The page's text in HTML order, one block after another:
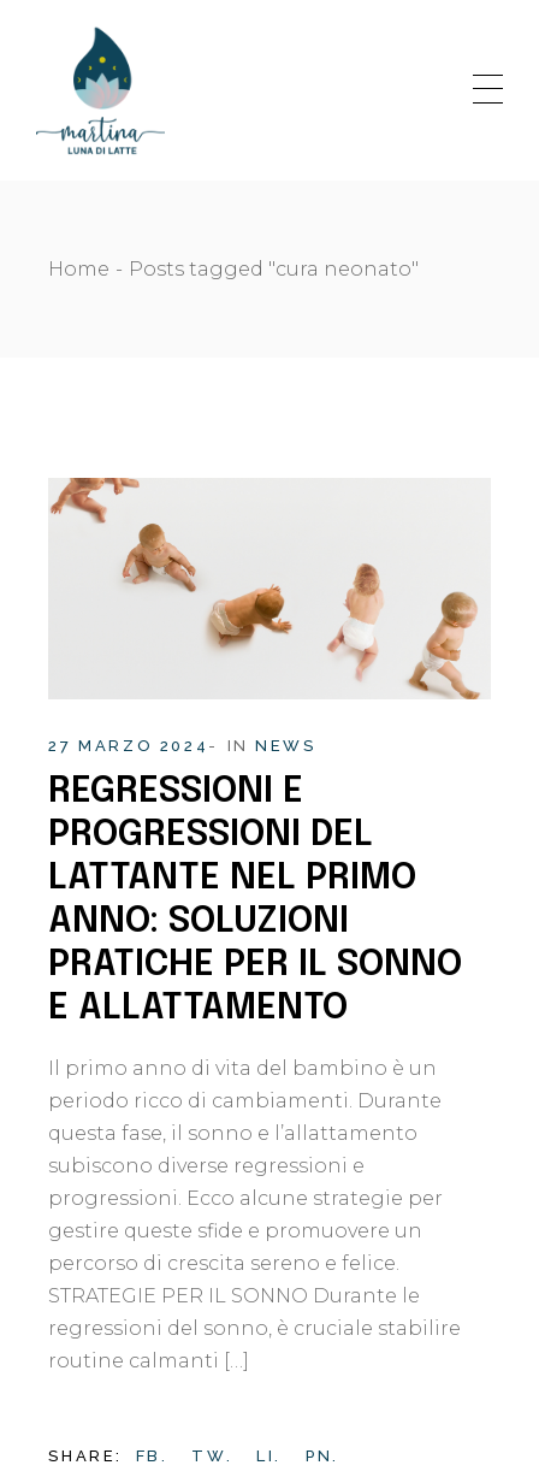
content
Home Posts tagged "cura neonato"
27 MARZO 2024 IN NEWS
REGRESSIONI E
PROGRESSIONI DEL
LATTANTE NEL PRIMO
ANNO: SOLUZIONI
PRATICHE PER IL SONNO
E ALLATTAMENTO
Il primo anno di vita del bambino è un
periodo ricco di cambiamenti. Durante
questa fase, il sonno e l’allattamento
subiscono diverse regressioni e
progressioni. Ecco alcune strategie per
gestire queste sfide e promuovere un
percorso di crescita sereno e felice.
STRATEGIE PER IL SONNO Durante le
regressioni del sonno, è cruciale stabilire
routine calmanti […]
SHARE: FB. TW. LI. PN.